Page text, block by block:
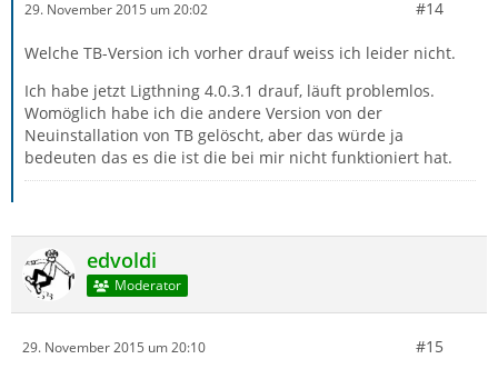
29. November 2015 um 20:02 #14
Welche TB-Version ich vorher drauf weiss ich leider nicht.
Ich habe jetzt Ligthning 4.0.3.1 drauf, läuft problemlos.
Womöglich habe ich die andere Version von der
Neuinstallation von TB gelöscht, aber das würde ja
bedeuten das es die ist die bei mir nicht funktioniert hat.
edvoldi
Moderator
29. November 2015 um 20:10 #15